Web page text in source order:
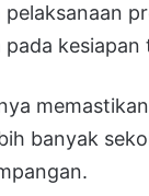
banyak